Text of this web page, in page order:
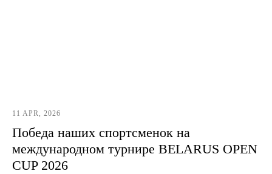
11 APR, 2026
Победа наших спортсменок на
международном турнире BELARUS OPEN
CUP 2026